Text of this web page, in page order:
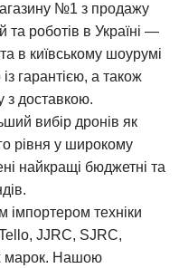
№1 з продажу
та роботів в Україні —
в київському шоурумі
гарантією, а також
з доставкою.
вибір дронів як
рівня у широкому
найкращі бюджетні та
імпортером техніки
JJRC, SJRC,
марок. Нашою